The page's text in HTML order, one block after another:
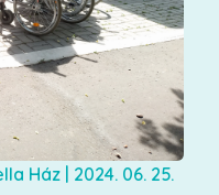
Ház | 2024. 06. 25.